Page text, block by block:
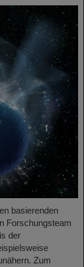
basierenden
Forschungsteam
der
Zum